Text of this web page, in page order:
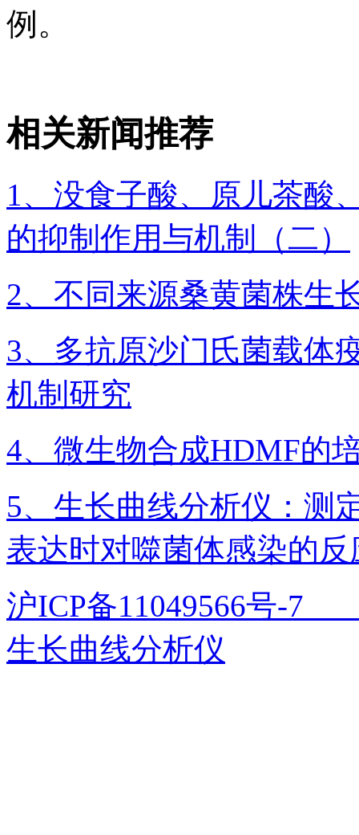
例。
相关新闻推荐
1、没食子酸、原儿茶酸
的抑制作用与机制（二）
2、不同来源桑黄菌株生
3、多抗原沙门氏菌载体
机制研究
4、​微生物合成HDMF的
5、生长曲线分析仪：测
表达时对噬菌体感染的反
沪ICP备11049566号
生长曲线分析仪